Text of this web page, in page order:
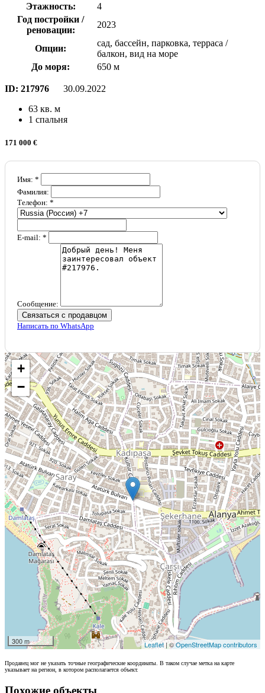
Этажность:
4
Год постройки /
реновации:
2023
Опции:
сад, бассейн, парковка, терраса /
балкон, вид на море
До моря:
650 м
ID: 217976
30.09.2022
63 кв. м
1 спальня
171 000 €
Имя: *
Фамилия:
Телефон: *
E-mail: *
Сообщение:
Связаться с продавцом
Написать по WhatsApp
+
−
300 m Leaflet| ©OpenStreetMap contributors
Продавец мог не указать точные географические координаты. В таком случае метка на карте
указывает на регион, в котором располагается объект.
Похожие объекты